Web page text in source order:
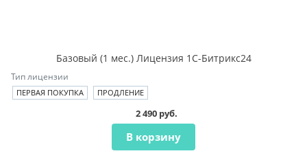
Базовый (1 мес.) Лицензия 1С-Битрикс24
Тип лицензии
ПЕРВАЯ ПОКУПКА ПРОДЛЕНИЕ
2 490 руб.
В корзину